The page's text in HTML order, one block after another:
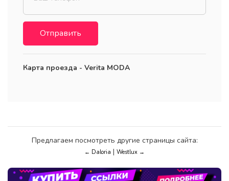
Отправить
Карта проезда - Verita MODA
Предлагаем посмотреть другие страницы сайта:
← Daloria | Westlux →